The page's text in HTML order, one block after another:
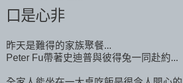
口是心非
昨天是難得的家族聚餐...
Peter Fu帶著史迪普與彼得兔一同赴約...